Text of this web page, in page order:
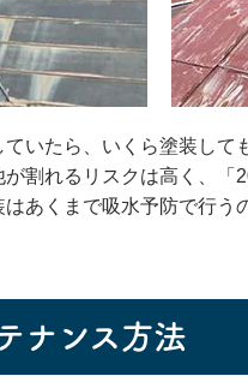
いたら、いくら塗装して
割れるリスクは高く、
あくまで吸水予防で行
ナンス方法